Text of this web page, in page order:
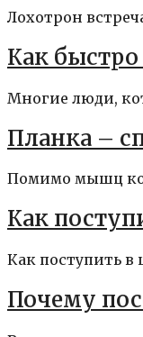
Лохотрон
Как
Многие люди,
Планка –
Помимо мышц
Как
Как поступить в
Почему